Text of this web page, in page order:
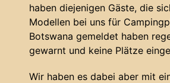
haben diejenigen Gäste, die
Modellen bei uns für
Botswana gemeldet haben
gewarnt und keine Plätze
Wir haben es dabei aber mit